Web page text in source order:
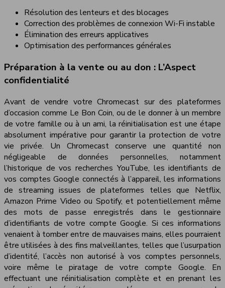
Résolution des lenteurs et des blocages
Correction des problèmes de connexion Wi-Fi instable
Élimination des erreurs applicatives
Optimisation des performances générales
Préparation à la vente ou au don : L’Aspect
confidentialité
Avant de vendre votre Chromecast sur des plateformes
d’occasion comme Le Bon Coin, ou de le donner à un membre
de votre famille ou à un ami, la réinitialisation est une étape
absolument impérative pour garantir la protection de votre
vie privée. Un Chromecast conserve une quantité non
négligeable de données personnelles, notamment
l’historique de vos recherches YouTube, les identifiants de
vos comptes Google connectés à l’appareil, les informations
de streaming issues de plateformes telles que Netflix,
Amazon Prime Video ou Spotify, et potentiellement même
des mots de passe enregistrés dans le gestionnaire
d’identifiants de votre compte Google. Si ces informations
venaient à tomber entre de mauvaises mains, elles pourraient
être utilisées à des fins malveillantes, telles que l’usurpation
d’identité, l’accès non autorisé à vos comptes personnels,
voire même le piratage de votre compte Google. En
effectuant une réinitialisation complète et en prenant les